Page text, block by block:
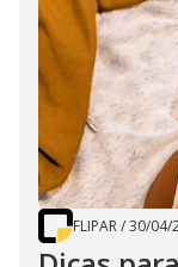
FLIPAR/30/04/